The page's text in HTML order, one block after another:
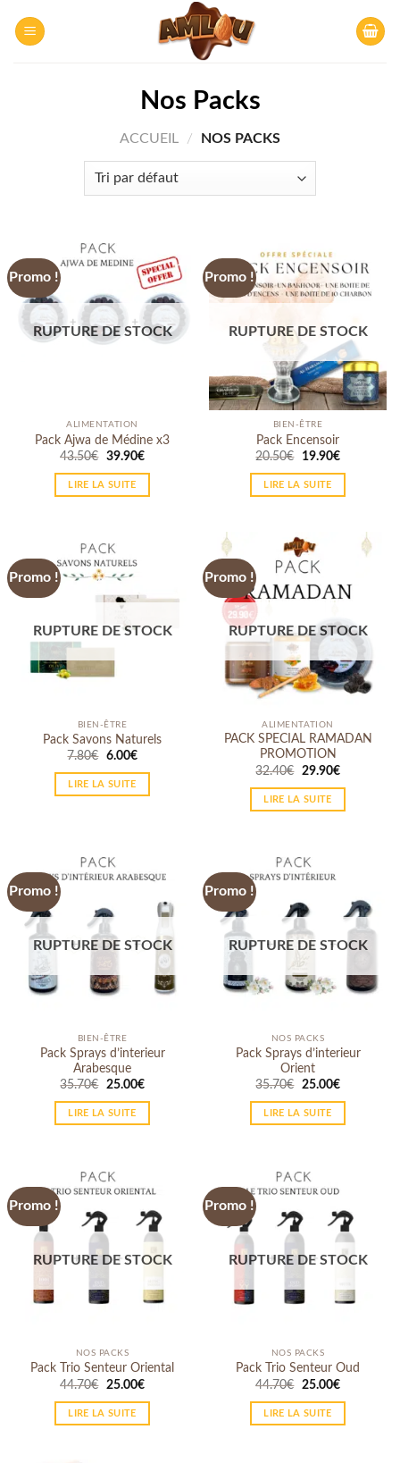
Nos Packs
ACCUEIL / NOS PACKS
Promo !
RUPTURE DE STOCK
ALIMENTATION
Pack Ajwa de Médine x3
43.50€ 39.90€
LIRE LA SUITE
Promo !
RUPTURE DE STOCK
BIEN-ÊTRE
Pack Encensoir
20.50€ 19.90€
LIRE LA SUITE
Promo !
RUPTURE DE STOCK
BIEN-ÊTRE
Pack Savons Naturels
7.80€ 6.00€
LIRE LA SUITE
Promo !
RUPTURE DE STOCK
ALIMENTATION
PACK SPECIAL RAMADAN
PROMOTION
32.40€ 29.90€
LIRE LA SUITE
Promo !
RUPTURE DE STOCK
BIEN-ÊTRE
Pack Sprays d’interieur
Arabesque
35.70€ 25.00€
LIRE LA SUITE
Promo !
RUPTURE DE STOCK
NOS PACKS
Pack Sprays d’interieur
Orient
35.70€ 25.00€
LIRE LA SUITE
Promo !
RUPTURE DE STOCK
NOS PACKS
Pack Trio Senteur Oriental
44.70€ 25.00€
LIRE LA SUITE
Promo !
RUPTURE DE STOCK
NOS PACKS
Pack Trio Senteur Oud
44.70€ 25.00€
LIRE LA SUITE